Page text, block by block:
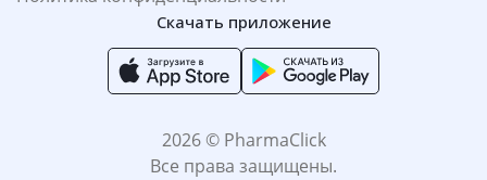
Скачать приложение
2026 © PharmaClick
Все права защищены.